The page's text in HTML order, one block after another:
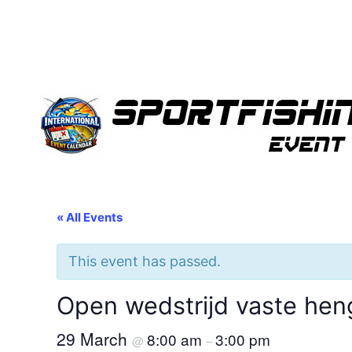
« All Events
This event has passed.
Open wedstrijd vaste
29 March @ 8:00 am –3:00 pm